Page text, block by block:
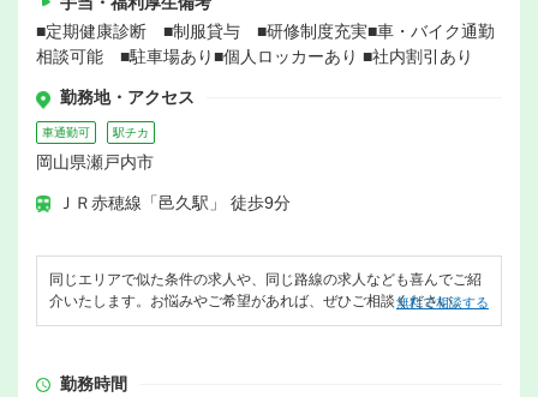
■定期健康診断 ■制服貸与 ■研修制度充実■車・バイク通勤
相談可能 ■駐車場あり■個人ロッカーあり ■社内割引あり
勤務地・アクセス
車通勤可 駅チカ
岡山県瀬戸内市
ＪＲ赤穂線「邑久駅」 徒歩9分
同じエリアで似た条件の求人や、同じ路線の求人なども喜んでご紹
介いたします。お悩みやご希望があれば、ぜひご相談ください。
無料で相談する
勤務時間